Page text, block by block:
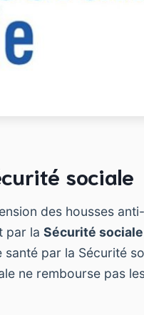
sociale
des housses
par la Sécurité sociale
par la Sécurité
ne rembourse pas